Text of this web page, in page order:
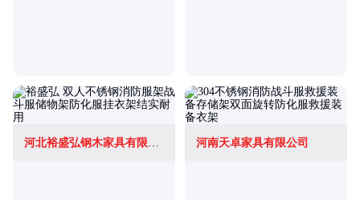
河北裕盛弘钢木家具有限公司 河南天卓家具有限公司